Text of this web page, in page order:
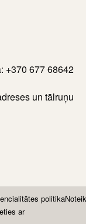
+370 677 68642
un tālruņu
politika
ar